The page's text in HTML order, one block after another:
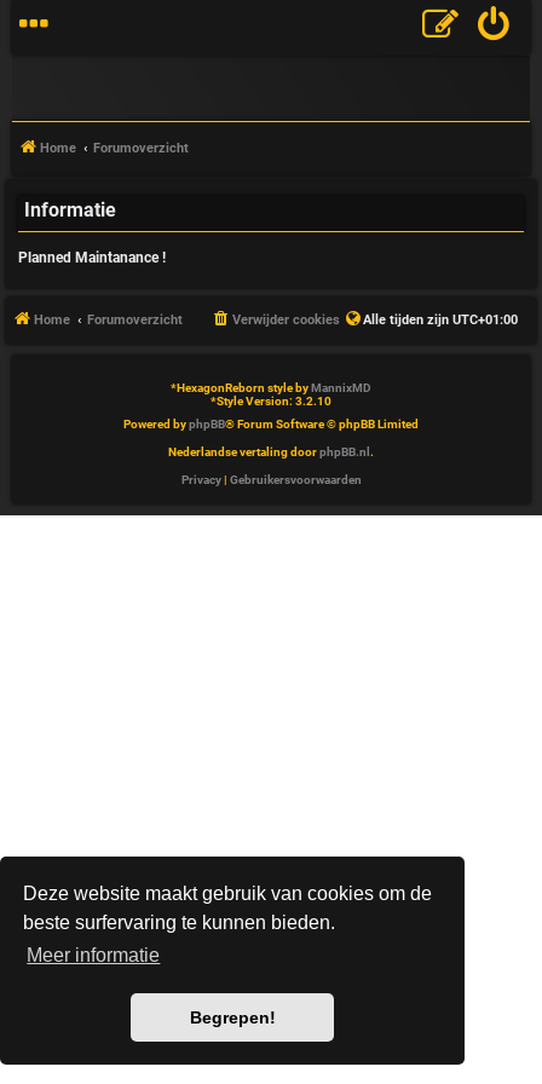
Deze website maakt gebruik van cookies om de
beste surfervaring te kunnen bieden.
Meer informatie
Begrepen!
V
A
Home Forumoverzicht
Informatie
Planned Maintanance !
Home Forumoverzicht Alle tijden zijn UTC+01:00
Verwijder cookies
*HexagonReborn style byMannixMD
*Style Version: 3.2.10
Powered byphpBB® Forum Software © phpBB Limited
Nederlandse vertaling doorphpBB.nl .
Privacy| Gebruikersvoorwaarden